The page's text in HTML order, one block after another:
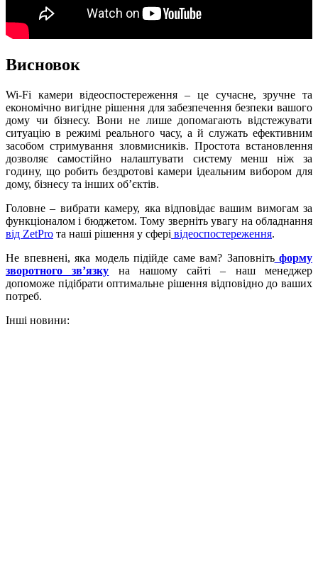
Висновок
Wi-Fi камери відеоспостереження – це сучасне, зручне та
економічно вигідне рішення для забезпечення безпеки вашого
дому чи бізнесу. Вони не лише допомагають відстежувати
ситуацію в режимі реального часу, а й служать ефективним
засобом стримування зловмисників. Простота встановлення
дозволяє самостійно налаштувати систему менш ніж за
годину, що робить бездротові камери ідеальним вибором для
дому, бізнесу та інших об’єктів.
Головне – вибрати камеру, яка відповідає вашим вимогам за
функціоналом і бюджетом. Тому зверніть увагу на обладнання
від ZetPro та наші рішення у сфері відеоспостереження.
Не впевнені, яка модель підійде саме вам? Заповніть форму
зворотного зв’язку на нашому сайті – наш менеджер
допоможе підібрати оптимальне рішення відповідно до ваших
потреб.
Інші новини: